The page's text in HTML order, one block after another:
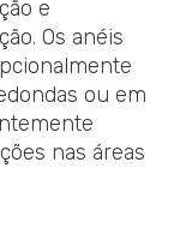
e
Os anéis
ou em
nas áreas